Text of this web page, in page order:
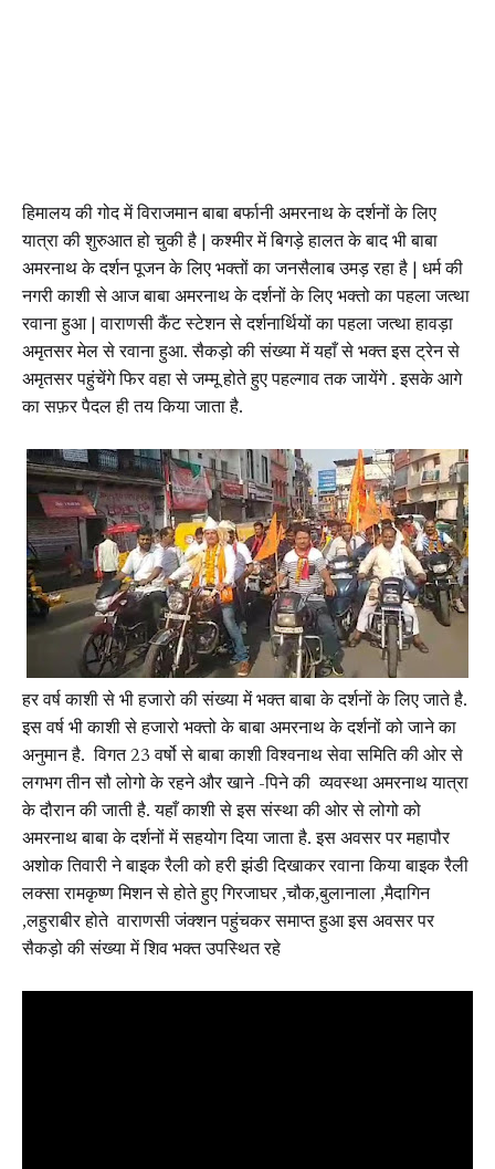
हिमालय की गोद में विराजमान बाबा बर्फानी अमरनाथ के दर्शनों के लिए
यात्रा की शुरुआत हो चुकी है | कश्मीर में बिगड़े हालत के बाद भी बाबा
अमरनाथ के दर्शन पूजन के लिए भक्तों का जनसैलाब उमड़ रहा है | धर्म की
नगरी काशी से आज बाबा अमरनाथ के दर्शनों के लिए भक्तो का पहला जत्था
रवाना हुआ | वाराणसी कैंट स्टेशन से दर्शनार्थियों का पहला जत्था हावड़ा
अमृतसर मेल से रवाना हुआ. सैकड़ो की संख्या में यहाँ से भक्त इस ट्रेन से
अमृतसर पहुंचेंगे फिर वहा से जम्मू होते हुए पहल्गाव तक जायेंगे . इसके आगे
का सफ़र पैदल ही तय किया जाता है.
हर वर्ष काशी से भी हजारो की संख्या में भक्त बाबा के दर्शनों के लिए जाते है.
इस वर्ष भी काशी से हजारो भक्तो के बाबा अमरनाथ के दर्शनों को जाने का
अनुमान है. विगत 23 वर्षो से बाबा काशी विश्वनाथ सेवा समिति की ओर से
लगभग तीन सौ लोगो के रहने और खाने -पिने की व्यवस्था अमरनाथ यात्रा
के दौरान की जाती है. यहाँ काशी से इस संस्था की ओर से लोगो को
अमरनाथ बाबा के दर्शनों में सहयोग दिया जाता है. इस अवसर पर महापौर
अशोक तिवारी ने बाइक रैली को हरी झंडी दिखाकर रवाना किया बाइक रैली
लक्सा रामकृष्ण मिशन से होते हुए गिरजाघर ,चौक,बुलानाला ,मैदागिन
,लहुराबीर होते वाराणसी जंक्शन पहुंचकर समाप्त हुआ इस अवसर पर
सैकड़ो की संख्या में शिव भक्त उपस्थित रहे